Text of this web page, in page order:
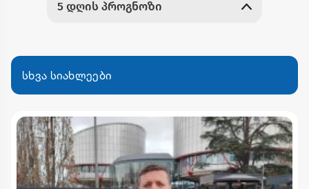
სხვა სიახლეები